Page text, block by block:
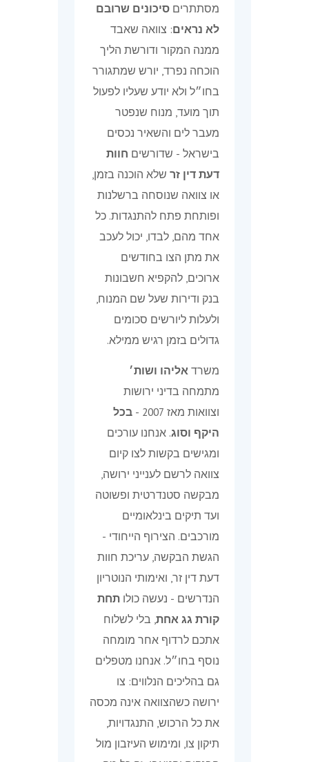
מסתתרים סיכונים שרובם
לא נראים: צוואה שאבד
ממנה המקור ודורשת הליך
הוכחה נפרד, יורש שמתגורר
בחו״ל ולא יודע שעליו לפעול
תוך מועד, מנוח שנפטר
מעבר לים והשאיר נכסים
בישראל - שדורשים חוות
דעת דין זר שלא הוכנה בזמן,
או צוואה שנוסחה ברשלנות
ופותחת פתח להתנגדות. כל
אחד מהם, לבדו, יכול לעכב
את מתן הצו בחודשים
ארוכים, להקפיא חשבונות
בנק ודירות שעל שם המנוח,
ולעלות ליורשים סכומים
גדולים בזמן רגיש ממילא.
משרד אליהו ושות׳
מתמחה בדיני ירושות
וצוואות מאז 2007 -
בכל
היקף וסוג. אנחנו עורכים
ומגישים בקשות לצו קיום
צוואה לרשם לענייני ירושה,
מבקשה סטנדרטית ופשוטה
ועד תיקים בינלאומיים
מורכבים. הצירוף הייחודי -
הגשת הבקשה, עריכת חוות
דעת דין זר, ואימותי הנוטריון
הנדרשים - נעשה כולו תחת
קורת גג אחת, בלי לשלוח
אתכם לרדוף אחר מומחה
נוסף בחו״ל. אנחנו מטפלים
גם בהליכים הנלווים: צו
ירושה כשהצוואה אינה מכסה
את כל הרכוש, התנגדויות,
תיקון צו, ומימוש העיזבון מול